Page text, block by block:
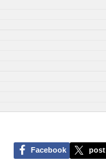
Facebook post